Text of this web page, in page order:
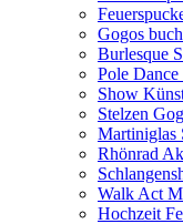
Gogos
Burlesque
Pole Dance
Show
Stelzen
Martiniglas
Rhönrad
Walk Act
Hochzeit